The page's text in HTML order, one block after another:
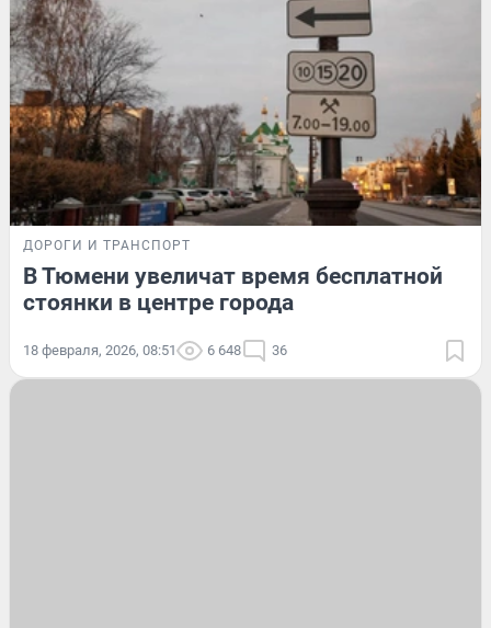
ДОРОГИ И ТРАНСПОРТ
В Тюмени увеличат время бесплатной
стоянки в центре города
18 февраля, 2026, 08:51 6 648 36